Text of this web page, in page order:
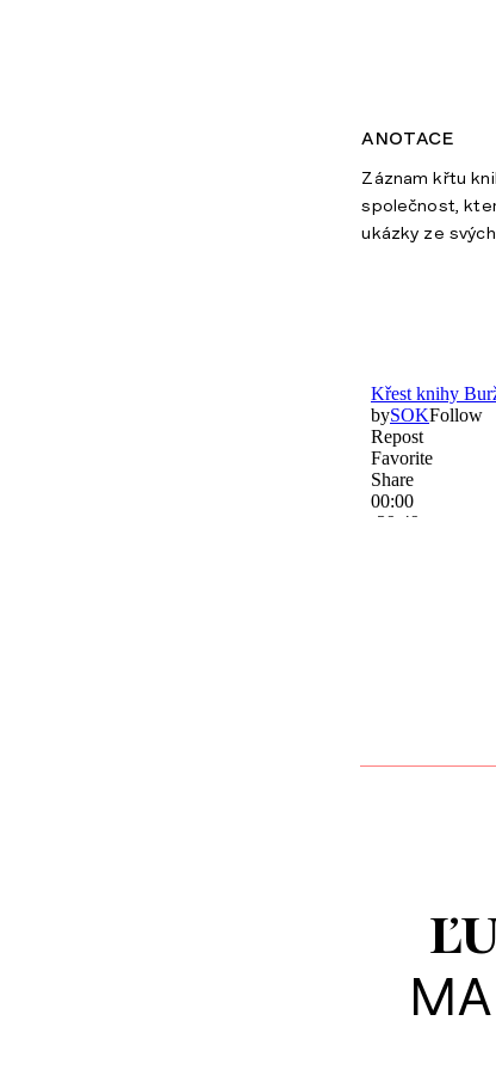
anotace
Záznam křtu
společnost,
ukázky ze